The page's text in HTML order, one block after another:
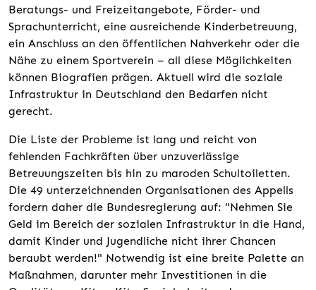
Beratungs- und Freizeitangebote, Förder- und
Sprachunterricht, eine ausreichende Kinderbetreuung,
ein Anschluss an den öffentlichen Nahverkehr oder die
Nähe zu einem Sportverein – all diese Möglichkeiten
können Biografien prägen. Aktuell wird die soziale
Infrastruktur in Deutschland den Bedarfen nicht
gerecht.
Die Liste der Probleme ist lang und reicht von
fehlenden Fachkräften über unzuverlässige
Betreuungszeiten bis hin zu maroden Schultoiletten.
Die 49 unterzeichnenden Organisationen des Appells
fordern daher die Bundesregierung auf: "Nehmen Sie
Geld im Bereich der sozialen Infrastruktur in die Hand,
damit Kinder und Jugendliche nicht ihrer Chancen
beraubt werden!" Notwendig ist eine breite Palette an
Maßnahmen, darunter mehr Investitionen in die